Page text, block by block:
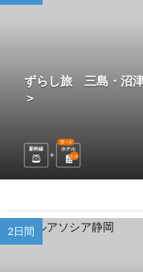
ずらし旅 三島・沼
＞
新幹線 ホテル
選べる
1 泊
2日間